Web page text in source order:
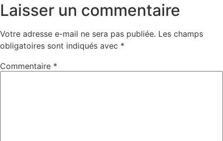
Laisser un commentaire
Votre adresse e-mail ne sera pas publiée. Les champs
obligatoires sont indiqués avec *
Commentaire *